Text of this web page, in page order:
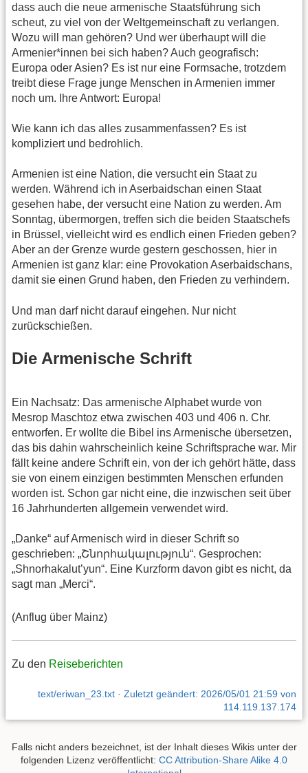
dass auch die neue armenische Staatsführung sich
scheut, zu viel von der Weltgemeinschaft zu verlangen.
Wozu will man gehören? Und wer überhaupt will die
Armenier*innen bei sich haben? Auch geografisch:
Europa oder Asien? Es ist nur eine Formsache, trotzdem
treibt diese Frage junge Menschen in Armenien immer
noch um. Ihre Antwort: Europa!
Wie kann ich das alles zusammenfassen? Es ist
kompliziert und bedrohlich.
Armenien ist eine Nation, die versucht ein Staat zu
werden. Während ich in Aserbaidschan einen Staat
gesehen habe, der versucht eine Nation zu werden. Am
Sonntag, übermorgen, treffen sich die beiden Staatschefs
in Brüssel, vielleicht wird es endlich einen Frieden geben?
Aber an der Grenze wurde gestern geschossen, hier in
Armenien ist ganz klar: eine Provokation Aserbaidschans,
damit sie einen Grund haben, den Frieden zu verhindern.
Und man darf nicht darauf eingehen. Nur nicht
zurückschießen.
Die Armenische Schrift
Ein Nachsatz: Das armenische Alphabet wurde von
Mesrop Maschtoz etwa zwischen 403 und 406 n. Chr.
entworfen. Er wollte die Bibel ins Armenische übersetzen,
das bis dahin wahrscheinlich keine Schriftsprache war. Mir
fällt keine andere Schrift ein, von der ich gehört hätte, dass
sie von einem einzigen bestimmten Menschen erfunden
worden ist. Schon gar nicht eine, die inzwischen seit über
16 Jahrhunderten allgemein verwendet wird.
„Danke“ auf Armenisch wird in dieser Schrift so
geschrieben: „Շնորհակալություն“. Gesprochen:
„Shnorhakalut’yun“. Eine Kurzform davon gibt es nicht, da
sagt man „Merci“.
(Anflug über Mainz)
Zu den Reiseberichten
text/eriwan_23.txt · Zuletzt geändert: 2026/05/01 21:59 von
114.119.137.174
Falls nicht anders bezeichnet, ist der Inhalt dieses Wikis unter der
folgenden Lizenz veröffentlicht: CC Attribution-Share Alike 4.0